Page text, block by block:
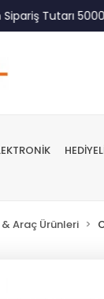
Tutarı 5000 TL
Araç Ürünleri